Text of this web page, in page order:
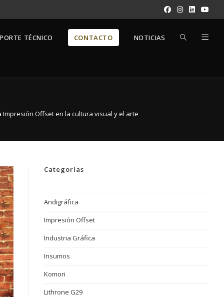
TÉCNICO CONTACTO NOTICIAS
Offset en la cultura visual y el arte
Categorías
Andigráfica
Impresión Offset
Industria Gráfica
Insumos
Komori
Lithrone G29